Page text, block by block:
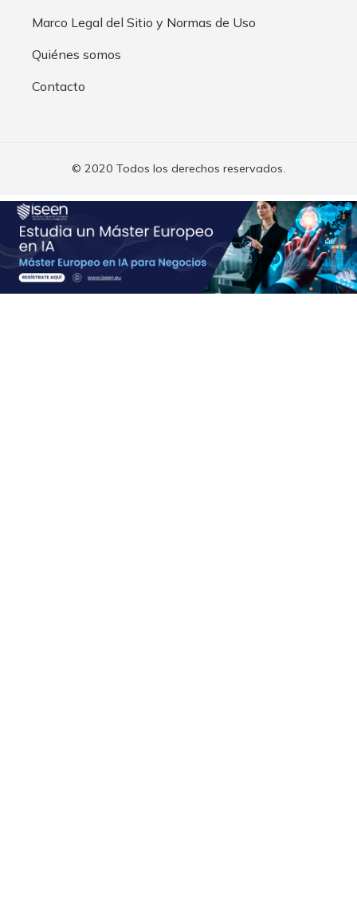
Marco Legal del Sitio y Normas de Uso
Quiénes somos
Contacto
© 2020 Todos los derechos reservados.